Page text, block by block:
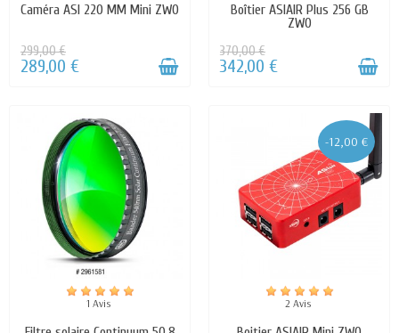
Caméra ASI 220 MM Mini ZWO
299,00 €
289,00 €
Boîtier ASIAIR Plus 256 GB
ZWO
370,00 €
342,00 €
1 Avis
-12,00 €
2 Avis